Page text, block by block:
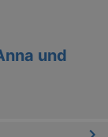
und